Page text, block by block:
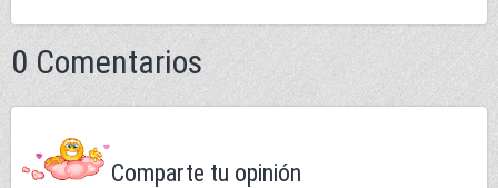
0 Comentarios
Comparte tu opinión